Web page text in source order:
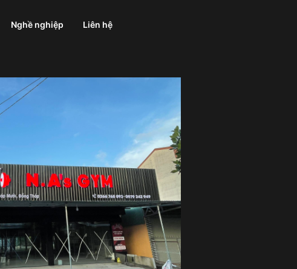
Nghề nghiệp Liên hệ